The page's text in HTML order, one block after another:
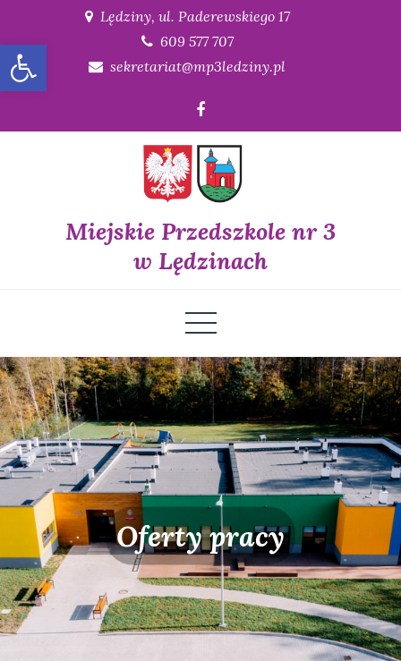
Open toolbar
content
Lędziny, ul. Paderewskiego 17
609 577 707
sekretariat@mp3ledziny.pl
Miejskie Przedszkole nr 3
w Lędzinach
Oferty pracy